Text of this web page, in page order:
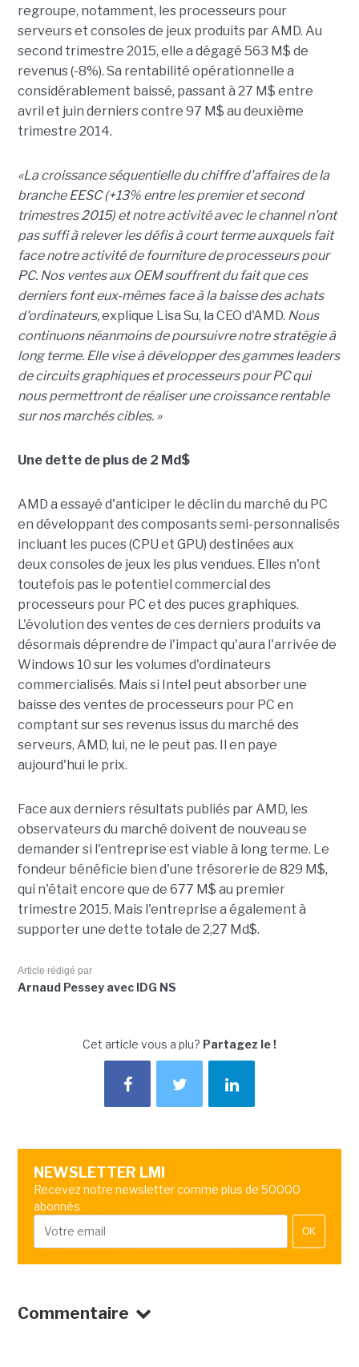
regroupe, notamment, les processeurs pour
serveurs et consoles de jeux produits par AMD. Au
second trimestre 2015, elle a dégagé 563 M$ de
revenus (-8%). Sa rentabilité opérationnelle a
considérablement baissé, passant à 27 M$ entre
avril et juin derniers contre 97 M$ au deuxième
trimestre 2014.
«La croissance séquentielle du chiffre d'affaires de la
branche EESC (+13% entre les premier et second
trimestres 2015) et notre activité avec le channel n'ont
pas suffi à relever les défis à court terme auxquels fait
face notre activité de fourniture de processeurs pour
PC. Nos ventes aux OEM souffrent du fait que ces
derniers font eux-mêmes face à la baisse des achats
d'ordinateurs,explique Lisa Su, la CEO d'AMD. Nous
continuons néanmoins de poursuivre notre stratégie à
long terme. Elle vise à développer des gammes leaders
de circuits graphiques et processeurs pour PC qui
nous permettront de réaliser une croissance rentable
sur nos marchés cibles. »
Une dette de plus de 2 Md$
AMD a essayé d'anticiper le déclin du marché du PC
en développant des composants semi-personnalisés
incluant les puces (CPU et GPU) destinées aux
deux consoles de jeux les plus vendues. Elles n'ont
toutefois pas le potentiel commercial des
processeurs pour PC et des puces graphiques.
L'évolution des ventes de ces derniers produits va
désormais déprendre de l'impact qu'aura l'arrivée de
Windows 10 sur les volumes d'ordinateurs
commercialisés. Mais si Intel peut absorber une
baisse des ventes de processeurs pour PC en
comptant sur ses revenus issus du marché des
serveurs, AMD, lui, ne le peut pas. Il en paye
aujourd'hui le prix.
Face aux derniers résultats publiés par AMD, les
observateurs du marché doivent de nouveau se
demander si l'entreprise est viable à long terme. Le
fondeur bénéficie bien d'une trésorerie de 829 M$,
qui n'était encore que de 677 M$ au premier
trimestre 2015. Mais l'entreprise a également à
supporter une dette totale de 2,27 Md$.
Article rédigé par
Arnaud Pessey avec IDG NS
Cet article vous a plu? Partagez le !
NEWSLETTER LMI
Recevez notre newsletter comme plus de 50000
abonnés
OK
Commentaire